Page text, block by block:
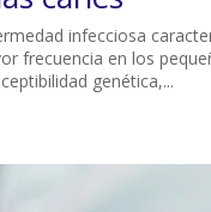
infecciosa
frecuencia en los
genética,...